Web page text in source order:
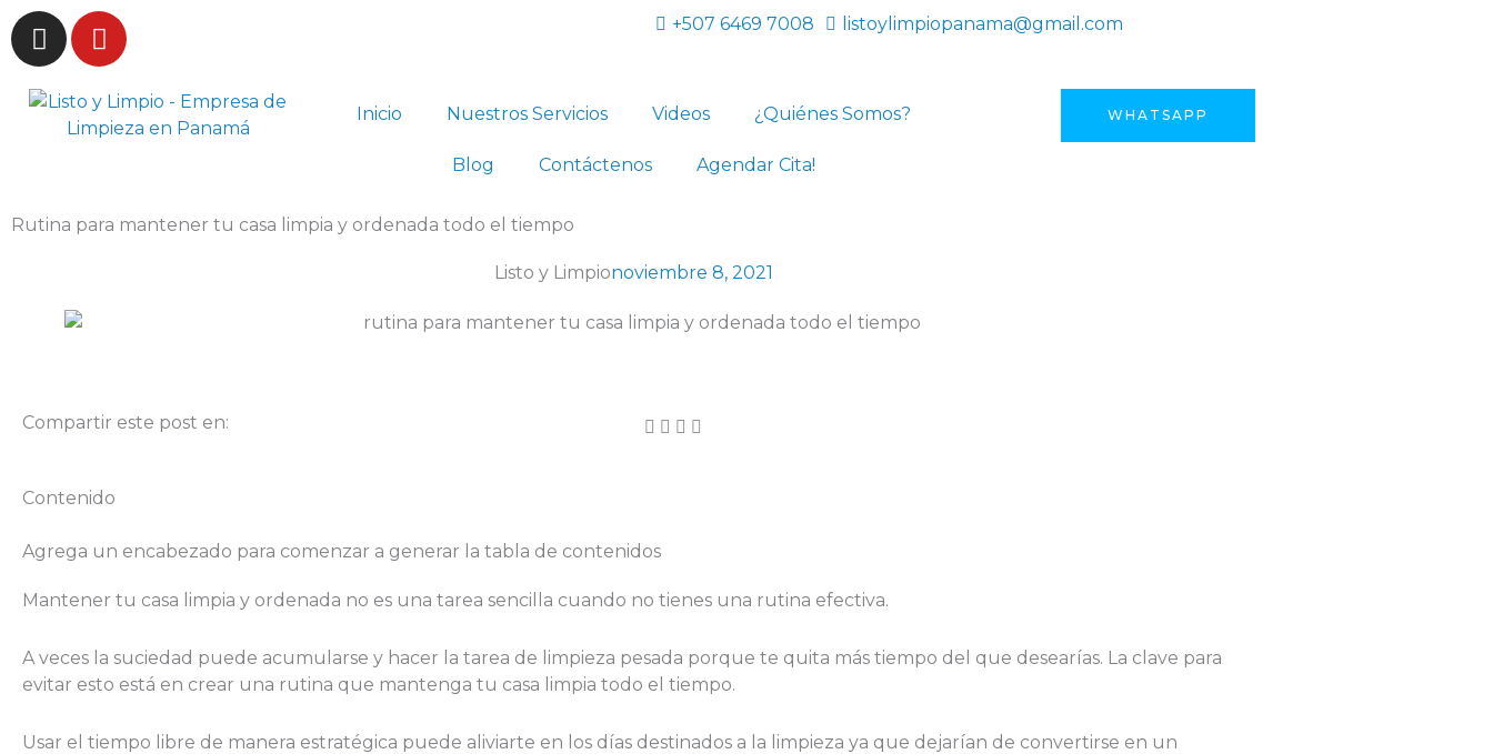
al
contenido
I
n
t
a
Y
o
t
u
+507 6469 7008 listoylimpiopanama@gmail.com
Inicio Nuestros Servicios Videos ¿Quiénes Somos?
Blog Contáctenos Agendar Cita!
WHATSAPP
Rutina para mantener tu casa limpia y ordenada todo el tiempo
Listo y Limpionoviembre 8, 2021
Compartir este post en:
Contenido
Agrega un encabezado para comenzar a generar la tabla de contenidos
Mantener tu casa limpia y ordenada no es una tarea sencilla cuando no tienes una rutina efectiva.
A veces la suciedad puede acumularse y hacer la tarea de limpieza pesada porque te quita más tiempo del que desearías. La clave para
evitar esto está en crear una rutina que mantenga tu casa limpia todo el tiempo.
Usar el tiempo libre de manera estratégica puede aliviarte en los días destinados a la limpieza ya que dejarían de convertirse en un